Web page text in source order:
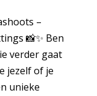
–
📸✨ Ben
verder gaat
jezelf of je
unieke